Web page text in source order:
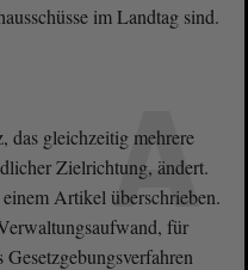
im Landtag sind.
A
das gleichzeitig mehrere
Zielrichtung, ändert.
Artikel überschrieben.
für
Gesetzgebungsverfahren